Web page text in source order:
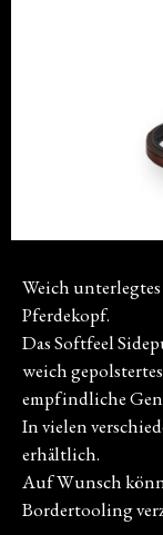
Weich
Pferdekopf.
Das Softfeel
weich
empfindliche
In vielen
erhältlich.
Auf Wunsch
Bordertooling